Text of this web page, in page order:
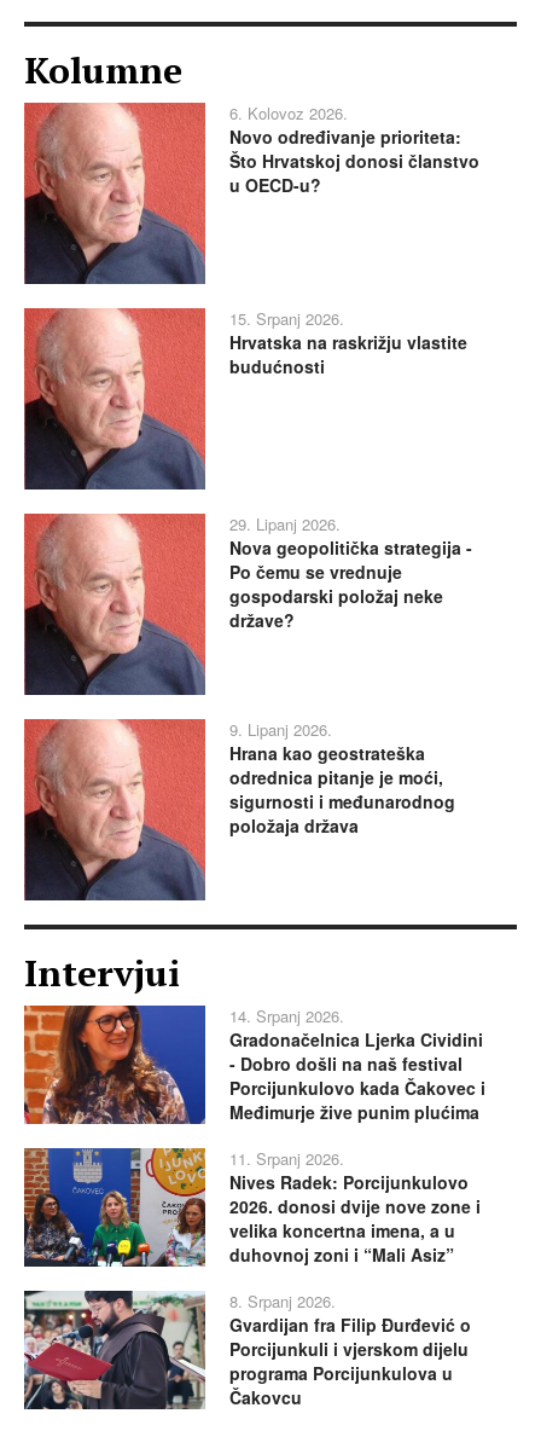
Kolumne
6. Kolovoz 2026.
Novo određivanje prioriteta:
Što Hrvatskoj donosi članstvo
u OECD-u?
15. Srpanj 2026.
Hrvatska na raskrižju vlastite
budućnosti
29. Lipanj 2026.
Nova geopolitička strategija -
Po čemu se vrednuje
gospodarski položaj neke
države?
9. Lipanj 2026.
Hrana kao geostrateška
odrednica pitanje je moći,
sigurnosti i međunarodnog
položaja država
Intervjui
14. Srpanj 2026.
Gradonačelnica Ljerka Cividini
- Dobro došli na naš festival
Porcijunkulovo kada Čakovec i
Međimurje žive punim plućima
11. Srpanj 2026.
Nives Radek: Porcijunkulovo
2026. donosi dvije nove zone i
velika koncertna imena, a u
duhovnoj zoni i “Mali Asiz”
8. Srpanj 2026.
Gvardijan fra Filip Đurđević o
Porcijunkuli i vjerskom dijelu
programa Porcijunkulova u
Čakovcu